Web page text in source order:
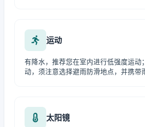
运动
有降水，推荐您在室内进行低强度运动
动，须注意选择避雨防滑地点，并携带
太阳镜